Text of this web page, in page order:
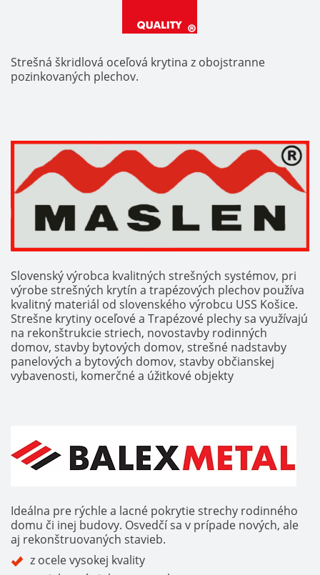
Strešná škridlová oceľová krytina z obojstranne
pozinkovaných plechov.
Slovenský výrobca kvalitných strešných systémov, pri
výrobe strešných krytín a trapézových plechov používa
kvalitný materiál od slovenského výrobcu USS Košice.
Strešne krytiny oceľové a Trapézové plechy sa využívajú
na rekonštrukcie striech, novostavby rodinných
domov, stavby bytových domov, strešné nadstavby
panelových a bytových domov, stavby občianskej
vybavenosti, komerčné a úžitkové objekty
Ideálna pre rýchle a lacné pokrytie strechy rodinného
domu či inej budovy. Osvedčí sa v prípade nových, ale
aj rekonštruovaných stavieb.
z ocele vysokej kvality